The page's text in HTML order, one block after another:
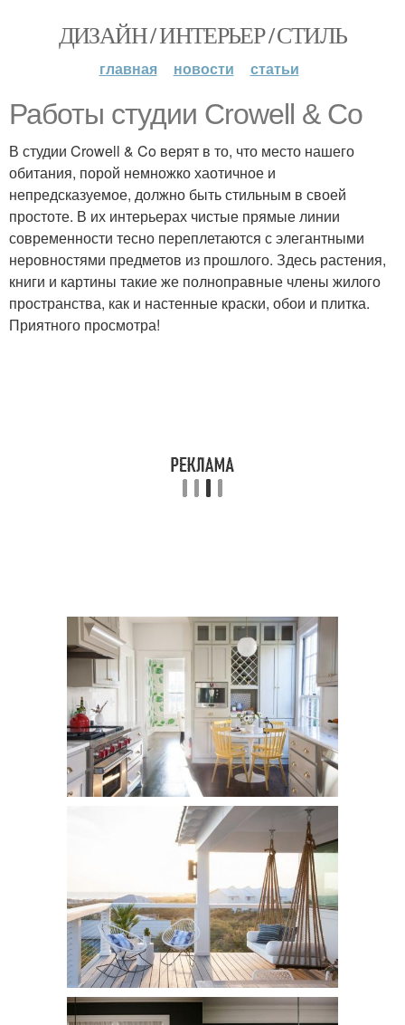
ДИЗАЙН / ИНТЕРЬЕР / СТИЛЬ
главная новости статьи
Работы студии Crowell & Co
В студии Crowell & Co верят в то, что место нашего
обитания, порой немножко хаотичное и
непредсказуемое, должно быть стильным в своей
простоте. В их интерьерах чистые прямые линии
современности тесно переплетаются с элегантными
неровностями предметов из прошлого. Здесь растения,
книги и картины такие же полноправные члены жилого
пространства, как и настенные краски, обои и плитка.
Приятного просмотра!